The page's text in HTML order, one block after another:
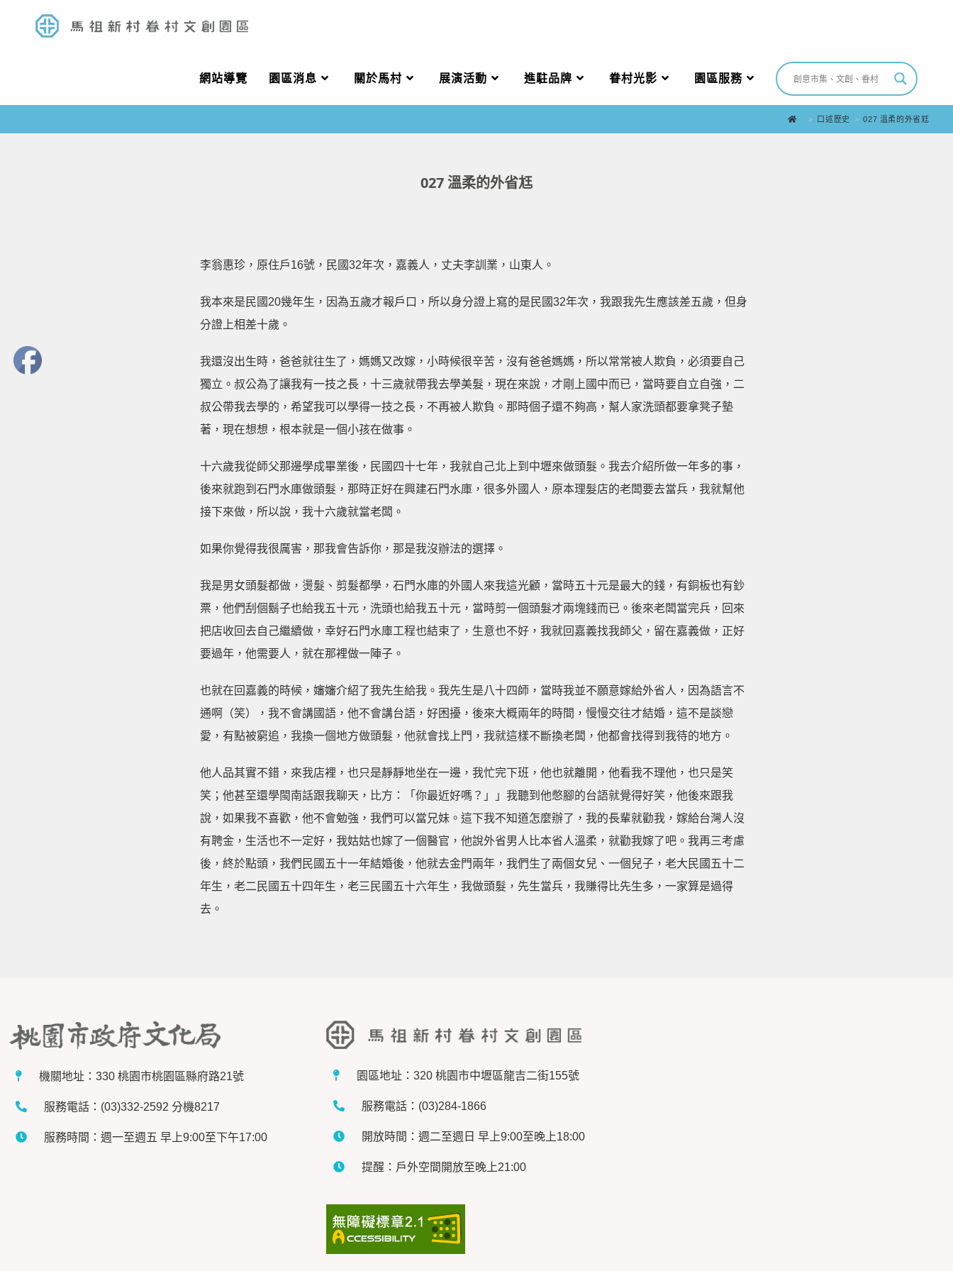
網站導覽 園區消息 關於馬村 展演活動 進駐品牌 眷村光影 園區服務
> 口述歷史 > 027 溫柔的外省尪
027 溫柔的外省尪
李翁惠珍，原住戶16號，民國32年次，嘉義人，丈夫李訓業，山東人。
我本來是民國20幾年生，因為五歲才報戶口，所以身分證上寫的是民國32年次，我跟我先生應該差五歲，但身
分證上相差十歲。
我還沒出生時，爸爸就往生了，媽媽又改嫁，小時候很辛苦，沒有爸爸媽媽，所以常常被人欺負，必須要自己
獨立。叔公為了讓我有一技之長，十三歲就帶我去學美髮，現在來說，才剛上國中而已，當時要自立自強，二
叔公帶我去學的，希望我可以學得一技之長，不再被人欺負。那時個子還不夠高，幫人家洗頭都要拿凳子墊
著，現在想想，根本就是一個小孩在做事。
十六歲我從師父那邊學成畢業後，民國四十七年，我就自己北上到中壢來做頭髮。我去介紹所做一年多的事，
後來就跑到石門水庫做頭髮，那時正好在興建石門水庫，很多外國人，原本理髮店的老闆要去當兵，我就幫他
接下來做，所以說，我十六歲就當老闆。
如果你覺得我很厲害，那我會告訴你，那是我沒辦法的選擇。
我是男女頭髮都做，燙髮、剪髮都學，石門水庫的外國人來我這光顧，當時五十元是最大的錢，有銅板也有鈔
票，他們刮個鬍子也給我五十元，洗頭也給我五十元，當時剪一個頭髮才兩塊錢而已。後來老闆當完兵，回來
把店收回去自己繼續做，幸好石門水庫工程也結束了，生意也不好，我就回嘉義找我師父，留在嘉義做，正好
要過年，他需要人，就在那裡做一陣子。
也就在回嘉義的時候，嬸嬸介紹了我先生給我。我先生是八十四師，當時我並不願意嫁給外省人，因為語言不
通啊（笑），我不會講國語，他不會講台語，好困擾，後來大概兩年的時間，慢慢交往才結婚，這不是談戀
愛，有點被窮追，我換一個地方做頭髮，他就會找上門，我就這樣不斷換老闆，他都會找得到我待的地方。
他人品其實不錯，來我店裡，也只是靜靜地坐在一邊，我忙完下班，他也就離開，他看我不理他，也只是笑
笑；他甚至還學閩南話跟我聊天，比方：「你最近好嗎？」」我聽到他憋腳的台語就覺得好笑，他後來跟我
說，如果我不喜歡，他不會勉強，我們可以當兄妹。這下我不知道怎麼辦了，我的長輩就勸我，嫁給台灣人沒
有聘金，生活也不一定好，我姑姑也嫁了一個醫官，他說外省男人比本省人溫柔，就勸我嫁了吧。我再三考慮
後，終於點頭，我們民國五十一年結婚後，他就去金門兩年，我們生了兩個女兒、一個兒子，老大民國五十二
年生，老二民國五十四年生，老三民國五十六年生，我做頭髮，先生當兵，我賺得比先生多，一家算是過得
去。
機關地址：330 桃園市桃園區縣府路21號
服務電話：(03)332-2592 分機8217
服務時間：週一至週五 早上9:00至下午17:00
園區地址：320 桃園市中壢區龍吉二街155號
服務電話：(03)284-1866
開放時間：週二至週日 早上9:00至晚上18:00
提醒：戶外空間開放至晚上21:00